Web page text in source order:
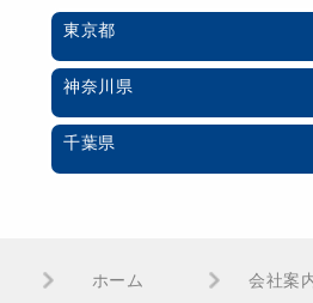
東京都
神奈川県
千葉県
ホーム 会社案